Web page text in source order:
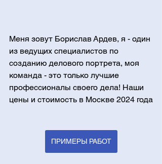
Меня зовут Борислав Ардев, я - один
из ведущих специалистов по
созданию делового портрета, моя
команда - это только лучшие
профессионалы своего дела! Наши
цены и стоимость в Москве 2024 года
ПРИМЕРЫ РАБОТ